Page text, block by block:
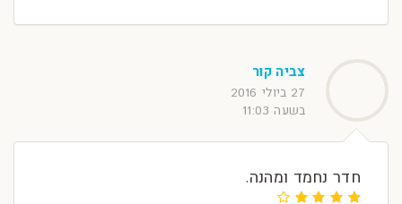
צביה קור
27 ביולי 2016
בשעה 11:03
חדר נחמד ומהנה.